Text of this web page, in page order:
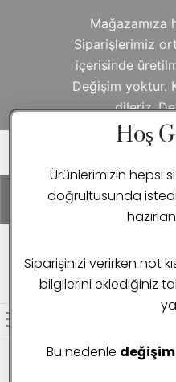
Nothing Found
Hoş
Ürünlerimizin hepsi
doğrultusunda
Siparişinizi verirken not
bilgilerini eklediğiniz
Bu nedenle
Mağazamıza
Siparişlerimiz
içerisinde
Değişim yoktur.
dileriz.